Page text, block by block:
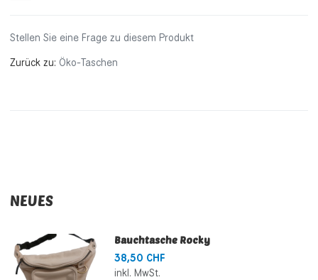
Stellen Sie eine Frage zu diesem Produkt
Zurück zu: Öko-Taschen
NEUES
Bauchtasche Rocky
38,50 CHF
inkl. MwSt.